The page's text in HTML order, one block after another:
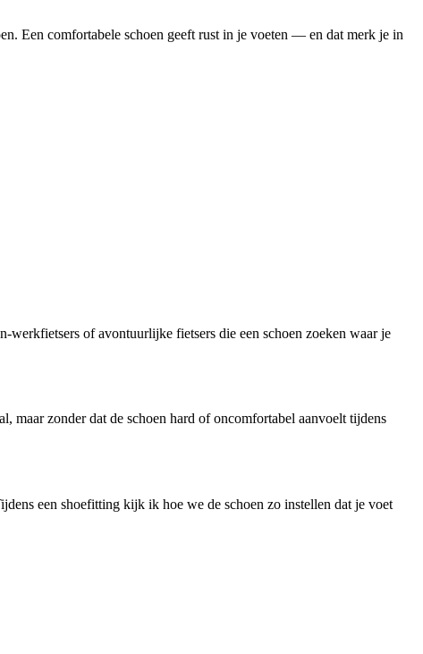
Een comfortabele schoen geeft rust in je voeten — en dat merk je in
of avontuurlijke fietsers die een schoen zoeken waar je
maar zonder dat de schoen hard of oncomfortabel aanvoelt tijdens
een shoefitting kijk ik hoe we de schoen zo instellen dat je voet